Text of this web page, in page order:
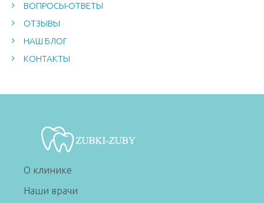
ВОПРОСЫ-ОТВЕТЫ
ОТЗЫВЫ
НАШ БЛОГ
КОНТАКТЫ
О клинике
Наши врачи